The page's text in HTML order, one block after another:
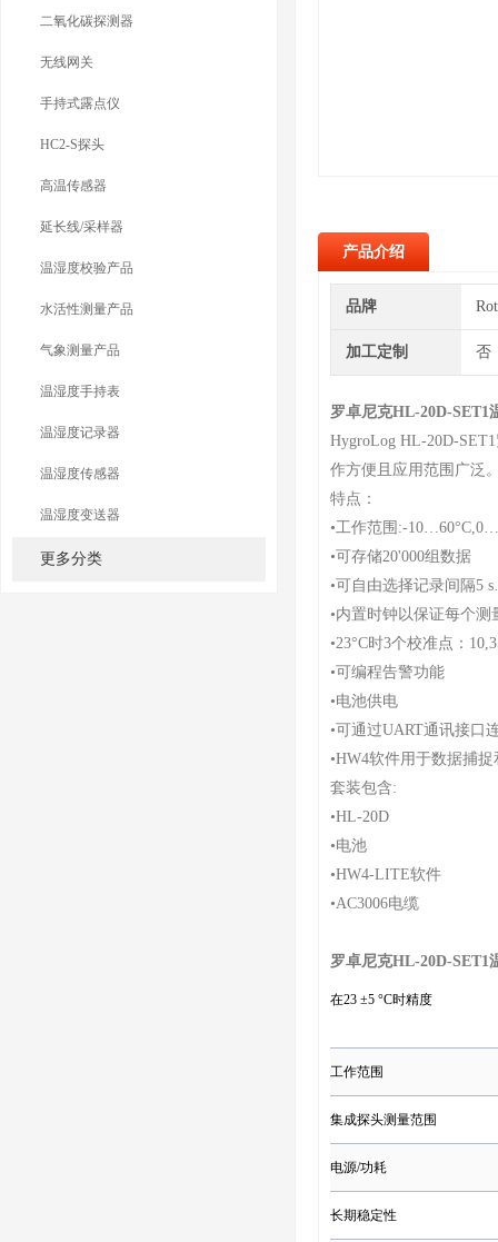
二氧化碳探测器
无线网关
手持式露点仪
HC2-S探头
高温传感器
延长线/采样器
温湿度校验产品
水活性测量产品
气象测量产品
温湿度手持表
温湿度记录器
温湿度传感器
温湿度变送器
更多分类
产品介绍
品牌
加工定制 否
罗卓尼克HL-20D-SET1
HygroLog HL-20D-
作方便且应用范围广泛
特点：
•工作范围:-
•可存储20'000组数据
•可自由选择记录间隔5
•内置时钟以保证每个测
•23°C时3个校准点：
•可编程告警功能
•电池供电
•可通过UART通讯接口
•HW4软件用于数据捕
套装包含:
•HL-20D
•电池
•HW4-LITE软件
•AC3006电缆
罗卓尼克HL-20D-SET1
在23 ±5 °C时精度
工作范围
集成探头测量范围
电源/功耗
长期稳定性